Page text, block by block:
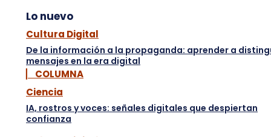
Lo nuevo
Cultura Digital
De la información a la propaganda: aprender a
mensajes en la era digital
▏ COLUMNA
Ciencia
IA, rostros y voces: señales digitales que despiertan
confianza